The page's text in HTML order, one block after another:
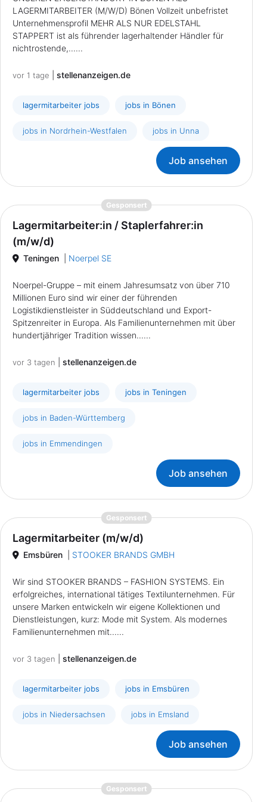
LAGERMITARBEITER (M/W/D) Bönen Vollzeit unbefristet
Unternehmensprofil MEHR ALS NUR EDELSTAHL
STAPPERT ist als führender lagerhaltender Händler für
nichtrostende,......
vor 1 tage stellenanzeigen.de
lagermitarbeiter jobs jobs in Bönen
jobs in Nordrhein-Westfalen jobs in Unna
Job ansehen
Gesponsert{prompt.job}
Lagermitarbeiter:in / Staplerfahrer:in
(m/w/d)
Teningen Noerpel SE
Noerpel-Gruppe – mit einem Jahresumsatz von über 710
Millionen Euro sind wir einer der führenden
Logistikdienstleister in Süddeutschland und Export-
Spitzenreiter in Europa. Als Familienunternehmen mit über
hundertjähriger Tradition wissen......
vor 3 tagen stellenanzeigen.de
lagermitarbeiter jobs jobs in Teningen
jobs in Baden-Württemberg
jobs in Emmendingen
Job ansehen
Gesponsert{prompt.job}
Lagermitarbeiter (m/w/d)
Emsbüren STOOKER BRANDS GMBH
Wir sind STOOKER BRANDS – FASHION SYSTEMS. Ein
erfolgreiches, international tätiges Textilunternehmen. Für
unsere Marken entwickeln wir eigene Kollektionen und
Dienstleistungen, kurz: Mode mit System. Als modernes
Familienunternehmen mit......
vor 3 tagen stellenanzeigen.de
lagermitarbeiter jobs jobs in Emsbüren
jobs in Niedersachsen jobs in Emsland
Job ansehen
Gesponsert{prompt.job}